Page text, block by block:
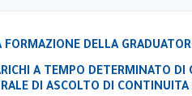
FORMAZIONE DELLA
A TEMPO DETERMINATO DI
DI ASCOLTO DI